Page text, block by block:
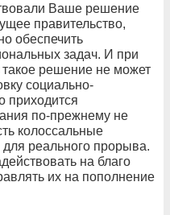
Ваше решение
правительство,
обеспечить
задач. И при
решение не может
социально-
приходится
по-прежнему не
колоссальные
реального прорыва.
на благо
их на пополнение